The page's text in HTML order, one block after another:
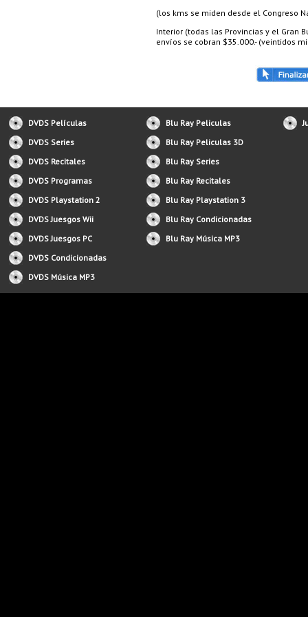
(los kms se miden desde el Congreso
Interior (todas las Provincias y el Gran
envíos se cobran $35.000.- (veintidos
DVDS Películas
DVDS Series
DVDS Recitales
DVDS Programas
DVDS Playstation 2
DVDS Juesgos Wii
DVDS Juesgos PC
DVDS Condicionadas
DVDS Música MP3
Blu Ray Peliculas
Blu Ray Peliculas 3D
Blu Ray Series
Blu Ray Recitales
Blu Ray Playstation 3
Blu Ray Condicionadas
Blu Ray Música MP3